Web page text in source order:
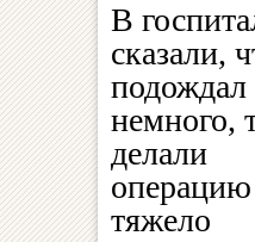
В
сказали,
подождал
немного,
делали
операцию
тяжело